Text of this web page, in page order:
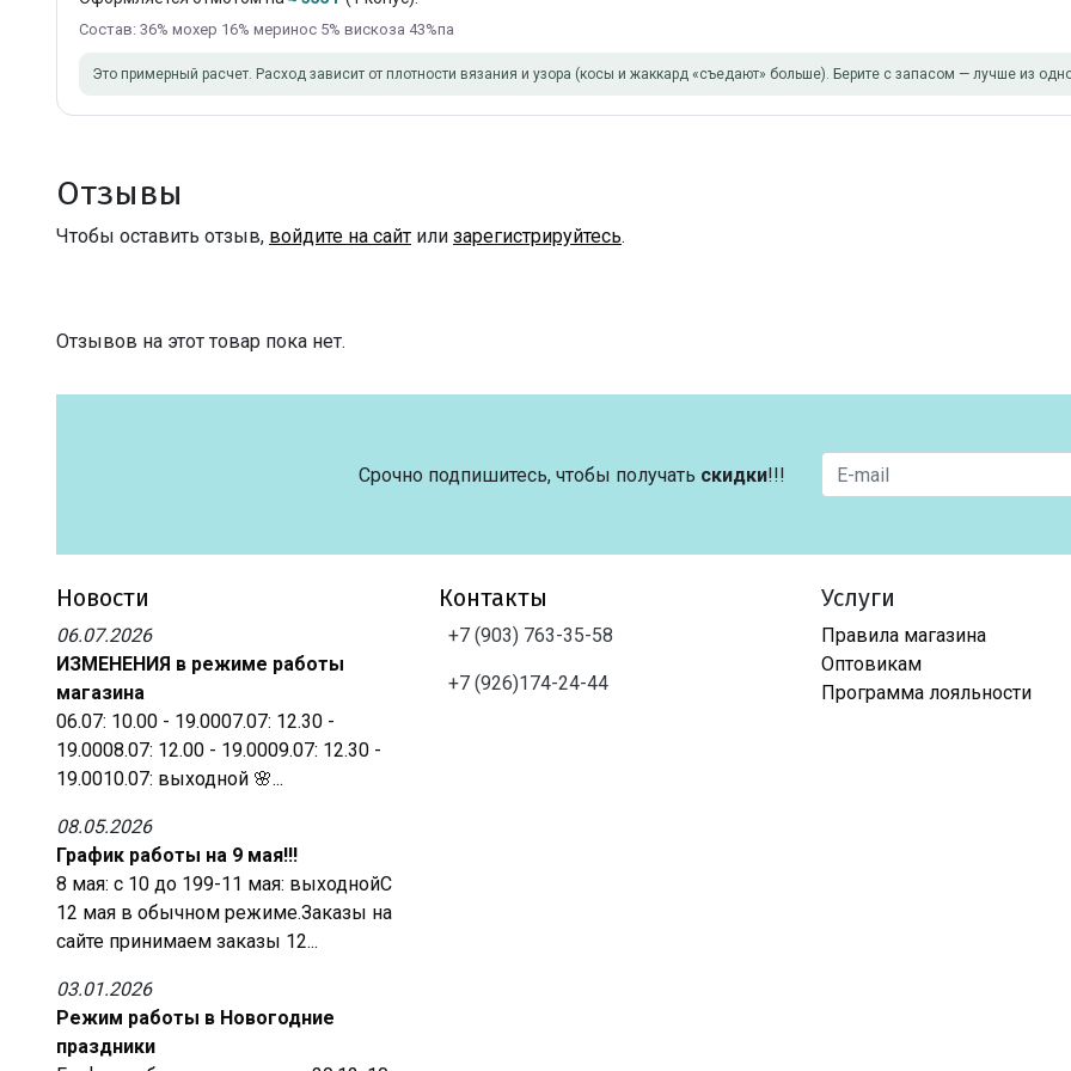
Состав: 36% мохер 16% меринос 5% вискоза 43%па
Это примерный расчет. Расход зависит от плотности вязания и узора (косы и жаккард «съедают» больше). Берите с запасом — лучше из
Отзывы
Чтобы оставить отзыв, войдите на сайт или зарегистрируйтесь.
Отзывов на этот товар пока нет.
Срочно подпишитесь, чтобы получать скидки!!!
Новости
06.07.2026
ИЗМЕНЕНИЯ в режиме работы
магазина
06.07: 10.00 - 19.0007.07: 12.30 -
19.0008.07: 12.00 - 19.0009.07: 12.30 -
19.0010.07: выходной 🌸...
08.05.2026
График работы на 9 мая!!!
8 мая: с 10 до 199-11 мая: выходнойС
12 мая в обычном режиме.Заказы на
сайте принимаем заказы 12...
03.01.2026
Режим работы в Новогодние
праздники
Контакты
+7 (903) 763-35-58
+7 (926)174-24-44
Услуги
Правила магазина
Оптовикам
Программа лояльности